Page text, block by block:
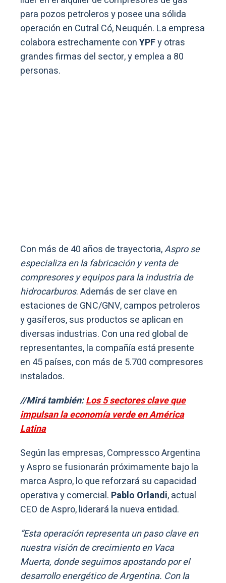
para pozos petroleros y posee una sólida
operación en Cutral Có, Neuquén. La empresa
colabora estrechamente conYPFy otras
grandes firmas del sector, y emplea a 80
personas.
Con más de 40 años de trayectoria,Aspro se
especializa en la fabricación y venta de
compresores y equipos para la industria de
hidrocarburos. Además de ser clave en
estaciones de GNC/GNV, campos petroleros
y gasíferos, sus productos se aplican en
diversas industrias. Con una red global de
representantes, la compañía está presente
en 45 países, con más de 5.700 compresores
instalados.
//Mirá también:Los 5 sectores clave que
impulsan la economía verde en América
Latina
Según las empresas, Compressco Argentina
y Aspro se fusionarán próximamente bajo la
marca Aspro, lo que reforzará su capacidad
operativa y comercial. Pablo Orlandi, actual
CEO de Aspro, liderará la nueva entidad.
“Esta operación representa un paso clave en
nuestra visión de crecimiento en Vaca
Muerta, donde seguimos apostando por el
desarrollo energético de Argentina. Con la